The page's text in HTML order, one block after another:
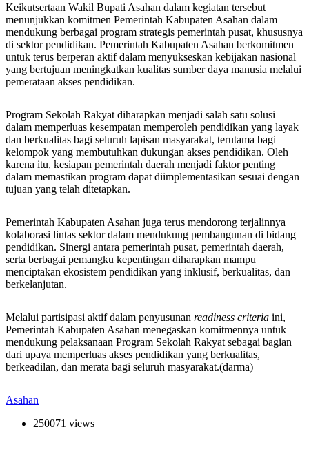
Keikutsertaan Wakil Bupati Asahan dalam kegiatan tersebut
menunjukkan komitmen Pemerintah Kabupaten Asahan dalam
mendukung berbagai program strategis pemerintah pusat, khususnya
di sektor pendidikan. Pemerintah Kabupaten Asahan berkomitmen
untuk terus berperan aktif dalam menyukseskan kebijakan nasional
yang bertujuan meningkatkan kualitas sumber daya manusia melalui
pemerataan akses pendidikan.
Program Sekolah Rakyat diharapkan menjadi salah satu solusi
dalam memperluas kesempatan memperoleh pendidikan yang layak
dan berkualitas bagi seluruh lapisan masyarakat, terutama bagi
kelompok yang membutuhkan dukungan akses pendidikan. Oleh
karena itu, kesiapan pemerintah daerah menjadi faktor penting
dalam memastikan program dapat diimplementasikan sesuai dengan
tujuan yang telah ditetapkan.
Pemerintah Kabupaten Asahan juga terus mendorong terjalinnya
kolaborasi lintas sektor dalam mendukung pembangunan di bidang
pendidikan. Sinergi antara pemerintah pusat, pemerintah daerah,
serta berbagai pemangku kepentingan diharapkan mampu
menciptakan ekosistem pendidikan yang inklusif, berkualitas, dan
berkelanjutan.
Melalui partisipasi aktif dalam penyusunan readiness criteria ini,
Pemerintah Kabupaten Asahan menegaskan komitmennya untuk
mendukung pelaksanaan Program Sekolah Rakyat sebagai bagian
dari upaya memperluas akses pendidikan yang berkualitas,
berkeadilan, dan merata bagi seluruh masyarakat.(darma)
Asahan
250071 views